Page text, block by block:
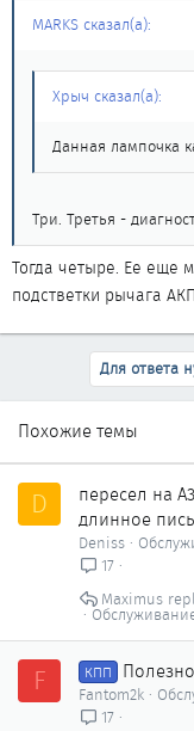
MARKS сказал(а):
Хрыч сказал(а):
Данная лампочка
Три. Третья -
Тогда четыре. Ее еще
подстветки рычага
Для ответа
Похожие темы
D
пересел на
длинное
Deniss
17
Maximus
F КПП
Fantom2k
17